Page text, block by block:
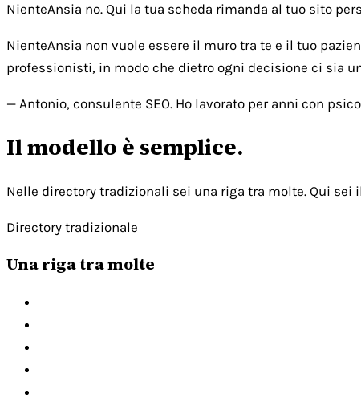
NienteAnsia no. Qui la tua scheda rimanda al tuo sito
NienteAnsia non vuole essere il muro tra te e il tuo
professionisti, in modo che dietro ogni decisione ci sia
— Antonio, consulente SEO. Ho lavorato per anni con
Il modello è semplice.
Nelle directory tradizionali sei una riga tra molte. Qui sei
Directory tradizionale
Una riga tra molte